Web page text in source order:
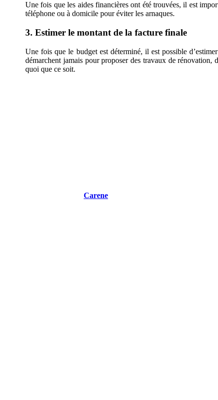
Une fois que les aides financières ont été trouvées, il est
téléphone ou à domicile pour éviter les arnaques.
3. Estimer le montant de la facture finale
Une fois que le budget est déterminé, il est possible
démarchent jamais pour proposer des travaux de
quoi que ce soit.
Carene